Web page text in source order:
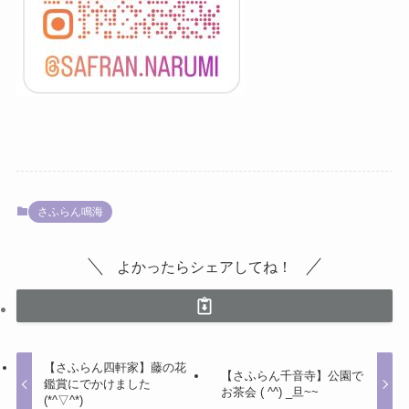
さふらん鳴海
よかったらシェアしてね！
【さふらん四軒家】藤の花
鑑賞にでかけました
(*^▽^*)
【さふらん千音寺】公園で
お茶会 ( ^^) _旦~~